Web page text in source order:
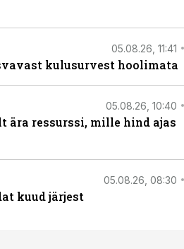
05.08.26, 11:41
kulusurvest hoolimata
05.08.26, 10:40
ära ressurssi, mille hind ajas
05.08.26, 08:30
kuud järjest